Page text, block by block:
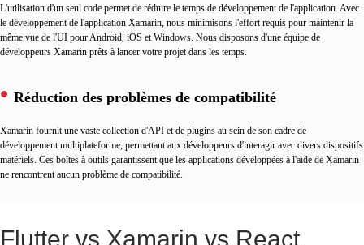
L'utilisation d'un seul code permet de réduire le temps de développement de l'application. Avec
le développement de l'application Xamarin, nous minimisons l'effort requis pour maintenir la
même vue de l'UI pour Android, iOS et Windows. Nous disposons d'une équipe de
développeurs Xamarin prêts à lancer votre projet dans les temps.
Réduction des problèmes de compatibilité
Xamarin fournit une vaste collection d'API et de plugins au sein de son cadre de
développement multiplateforme, permettant aux développeurs d'interagir avec divers dispositifs
matériels. Ces boîtes à outils garantissent que les applications développées à l'aide de Xamarin
ne rencontrent aucun problème de compatibilité.
Flutter vs Xamarin vs React